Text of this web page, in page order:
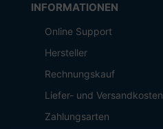
INFORMATIONEN
Online Support
Hersteller
Rechnungskauf
Liefer- und Versandkosten
Zahlungsarten